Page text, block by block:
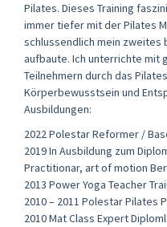
Pilates. Dieses Training
immer tiefer mit der Pilates
schlussendlich mein zweites
aufbaute. Ich unterrichte mit
Teilnehmern durch das
Körperbewusstsein und
Ausbildungen:
2022 Polestar Reformer /
2019 In Ausbildung zum
Practitionar, art of motion
2013 Power Yoga Teacher
2010 – 2011 Polestar Pilates
2010 Mat Class Expert